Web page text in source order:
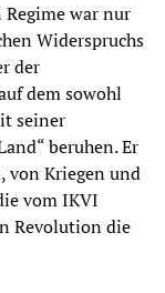
war nur
Widerspruchs
der
dem sowohl
seiner
beruhen. Er
von Kriegen und
vom IKVI
Revolution die